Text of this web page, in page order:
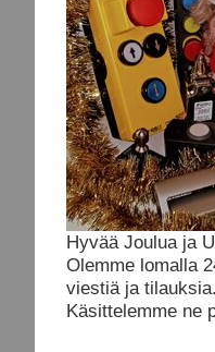
Hyvää Joulua ja
Olemme lomalla
viestiä ja tilauksia.
Käsittelemme ne